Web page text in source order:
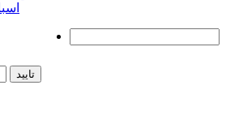
تایید